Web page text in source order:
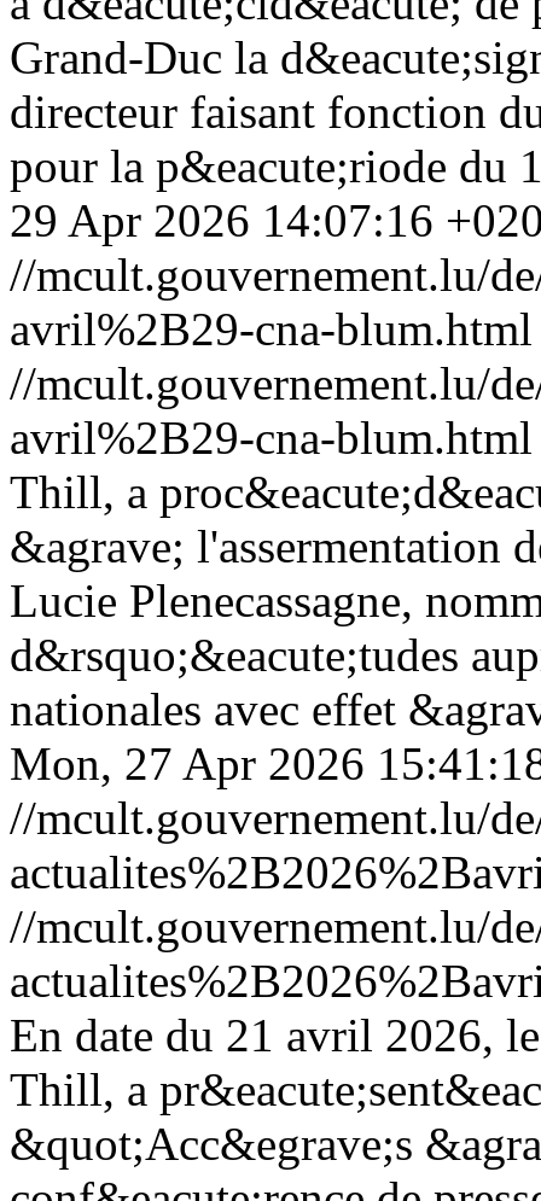
Grand-Duc la
directeur faisant fonction
pour la p&eacute;riode du
29 Apr 2026 14:07:16
//mcult.gouvernement.lu/
avril%2B29-cna-blum.html
//mcult.gouvernement.lu/
avril%2B29-cna-blum.html
Thill, a
&agrave; l'assermentation
Lucie Plenecassagne,
d&rsquo;&eacute;tudes
nationales avec effet
Mon, 27 Apr 2026
//mcult.gouvernement.lu/
//mcult.gouvernement.lu/
En date du 21 avril 2026,
Thill, a
&quot;Acc&egrave;s